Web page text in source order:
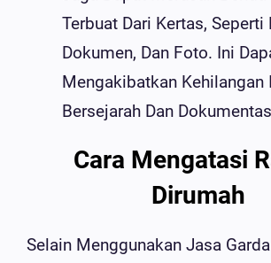
Terbuat Dari Kertas, Seperti
Dokumen, Dan Foto. Ini
Mengakibatkan Kehilangan
Bersejarah Dan
Cara Mengatasi
Dirumah
Selain Menggunakan Jasa